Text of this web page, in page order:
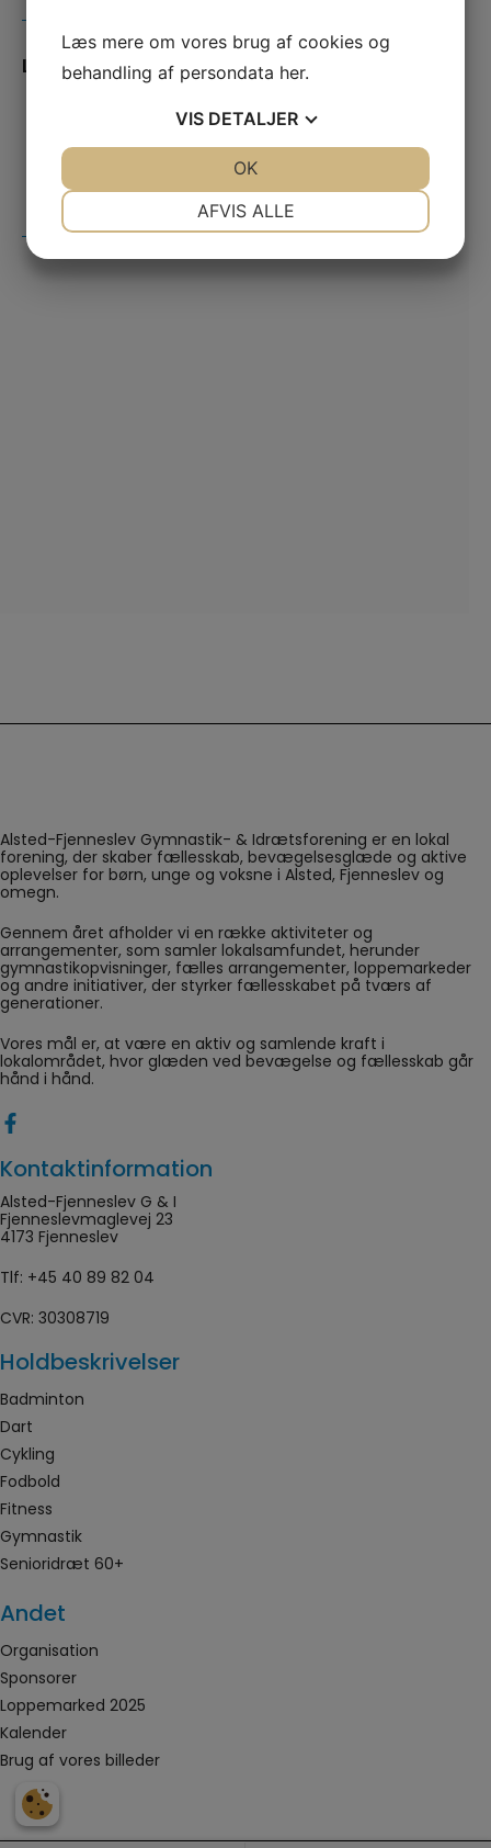
Lokale sponsorer
Alsted-Fjenneslev Gymnastik- & Idrætsforening er en lokal
forening, der skaber fællesskab, bevægelsesglæde og aktive
oplevelser for børn, unge og voksne i Alsted, Fjenneslev og
omegn.
Gennem året afholder vi en række aktiviteter og
arrangementer, som samler lokalsamfundet, herunder
gymnastikopvisninger, fælles arrangementer, loppemarkeder
og andre initiativer, der styrker fællesskabet på tværs af
generationer.
Vores mål er, at være en aktiv og samlende kraft i
lokalområdet, hvor glæden ved bevægelse og fællesskab går
hånd i hånd.
Kontaktinformation
Alsted-Fjenneslev G & I
Fjenneslevmaglevej 23
4173 Fjenneslev
Tlf: +45 40 89 82 04
CVR: 30308719
Holdbeskrivelser
Badminton
Dart
Cykling
Fodbold
Fitness
Gymnastik
Senioridræt 60+
Andet
Organisation
Sponsorer
Loppemarked 2025
Kalender
Brug af vores billeder
Læs mere om vores brug af cookies og
behandling af persondata her.
VIS DETALJER
AFVIS ALLE
OK